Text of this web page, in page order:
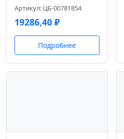
Артикул: ЦБ-00781854
19286,40 ₽
Подробнее